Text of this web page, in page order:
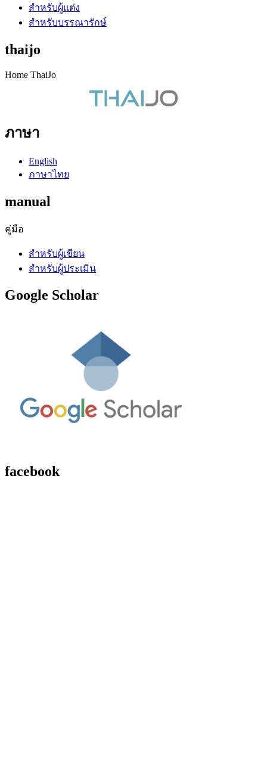
สำหรับผู้แต่ง
สำหรับบรรณารักษ์
thaijo
Home ThaiJo
ภาษา
English
ภาษาไทย
manual
คู่มือ
สำหรับผู้เขียน
สำหรับผู้ประเมิน
Google Scholar
facebook